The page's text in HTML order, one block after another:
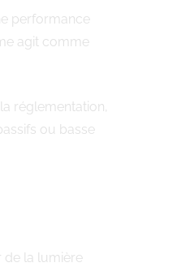
performance
agit comme
réglementation,
ou basse
de la lumière